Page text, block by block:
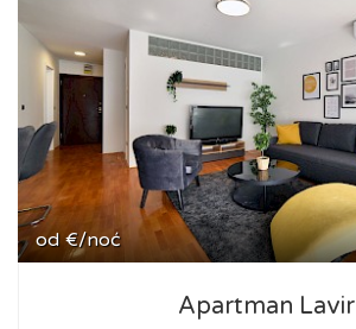
od €/noć
Apartman Lavir